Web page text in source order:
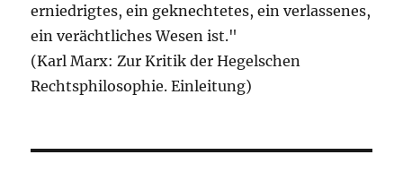
erniedrigtes, ein geknechtetes, ein verlassenes,
ein verächtliches Wesen ist."
(Karl Marx: Zur Kritik der Hegelschen
Rechtsphilosophie. Einleitung)